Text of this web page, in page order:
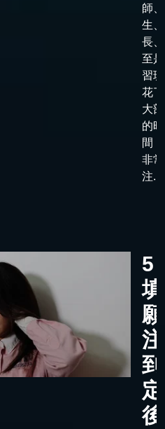
師
生
長
至
習
花
大
的時
間
非
注...
5